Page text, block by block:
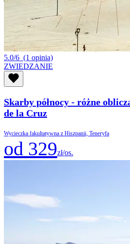
5.0/6 (1 opinia)
ZWIEDZANIE
Skarby północy - różne
de la Cruz
Wycieczka fakultatywna z Hiszpanii, Teneryfa
od 329zł/os.